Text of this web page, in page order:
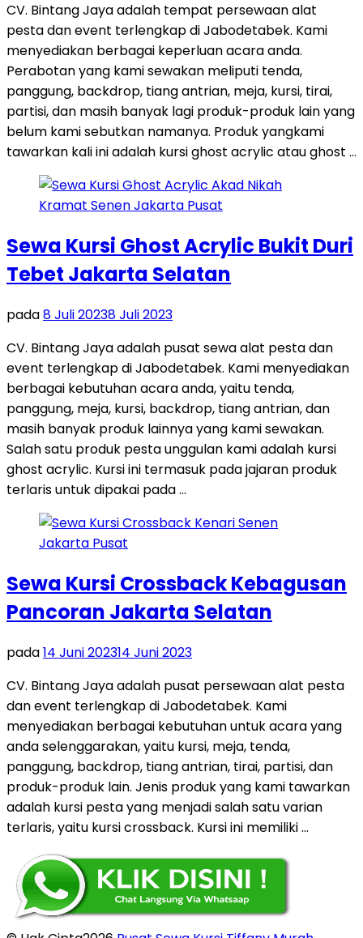
CV. Bintang Jaya adalah tempat persewaan alat
pesta dan event terlengkap di Jabodetabek. Kami
menyediakan berbagai keperluan acara anda.
Perabotan yang kami sewakan meliputi tenda,
panggung, backdrop, tiang antrian, meja, kursi, tirai,
partisi, dan masih banyak lagi produk-produk lain yang
belum kami sebutkan namanya. Produk yangkami
tawarkan kali ini adalah kursi ghost acrylic atau ghost …
Sewa Kursi Ghost Acrylic Bukit Duri
Tebet Jakarta Selatan
pada8 Juli 20238 Juli 2023
CV. Bintang Jaya adalah pusat sewa alat pesta dan
event terlengkap di Jabodetabek. Kami menyediakan
berbagai kebutuhan acara anda, yaitu tenda,
panggung, meja, kursi, backdrop, tiang antrian, dan
masih banyak produk lainnya yang kami sewakan.
Salah satu produk pesta unggulan kami adalah kursi
ghost acrylic. Kursi ini termasuk pada jajaran produk
terlaris untuk dipakai pada …
Sewa Kursi Crossback Kebagusan
Pancoran Jakarta Selatan
pada14 Juni 202314 Juni 2023
CV. Bintang Jaya adalah pusat persewaan alat pesta
dan event terlengkap di Jabodetabek. Kami
menyediakan berbagai kebutuhan untuk acara yang
anda selenggarakan, yaitu kursi, meja, tenda,
panggung, backdrop, tiang antrian, tirai, partisi, dan
produk-produk lain. Jenis produk yang kami tawarkan
adalah kursi pesta yang menjadi salah satu varian
terlaris, yaitu kursi crossback. Kursi ini memiliki …